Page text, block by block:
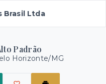
Brasil Ltda
Padrão
Horizonte/MG